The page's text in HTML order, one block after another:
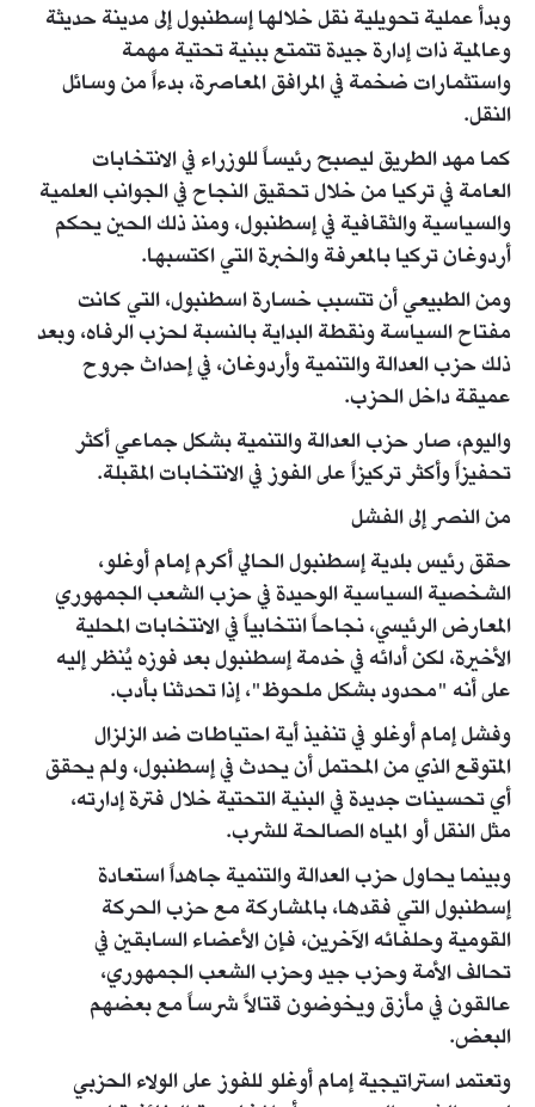
وبدأ عملية تحويلية نقل خلالها إسطنبول إلى مدينة حديثة
وعالمية ذات إدارة جيدة تتمتع ببنية تحتية مهمة
واستثمارات ضخمة في المرافق المعاصرة، بدءاً من وسائل
النقل.
كما مهد الطريق ليصبح رئيساً للوزراء في الانتخابات
العامة في تركيا من خلال تحقيق النجاح في الجوانب العلمية
والسياسية والثقافية في إسطنبول، ومنذ ذلك الحين يحكم
أردوغان تركيا بالمعرفة والخبرة التي اكتسبها.
ومن الطبيعي أن تتسبب خسارة اسطنبول، التي كانت
مفتاح السياسة ونقطة البداية بالنسبة لحزب الرفاه، وبعد
ذلك حزب العدالة والتنمية وأردوغان، في إحداث جروح
عميقة داخل الحزب.
واليوم، صار حزب العدالة والتنمية بشكل جماعي أكثر
تحفيزاً وأكثر تركيزاً على الفوز في الانتخابات المقبلة.
من النصر إلى الفشل
حقق رئيس بلدية إسطنبول الحالي أكرم إمام أوغلو،
الشخصية السياسية الوحيدة في حزب الشعب الجمهوري
المعارض الرئيسي، نجاحاً انتخابياً في الانتخابات المحلية
الأخيرة، لكن أدائه في خدمة إسطنبول بعد فوزه يُنظر إليه
على أنه "محدود بشكل ملحوظ"، إذا تحدثنا بأدب.
وفشل إمام أوغلو في تنفيذ أية احتياطات ضد الزلزال
المتوقع الذي من المحتمل أن يحدث في إسطنبول، ولم يحقق
أي تحسينات جديدة في البنية التحتية خلال فترة إدارته،
مثل النقل أو المياه الصالحة للشرب.
وبينما يحاول حزب العدالة والتنمية جاهداً استعادة
إسطنبول التي فقدها، بالمشاركة مع حزب الحركة
القومية وحلفائه الآخرين، فإن الأعضاء السابقين في
تحالف الأمة وحزب جيد وحزب الشعب الجمهوري،
عالقون في مأزق ويخوضون قتالاً شرساً مع بعضهم
البعض.
وتعتمد استراتيجية إمام أوغلو للفوز على الولاء الحزبي